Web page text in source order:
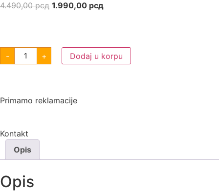
4.490,00рсд 1.990,00 рсд
- + Dodaj u korpu
Primamo reklamacije
Kontakt
Opis
Opis